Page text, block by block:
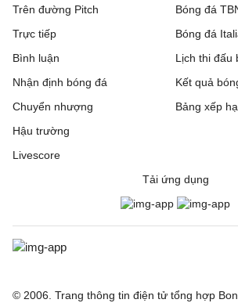
Trên đường Pitch
Trực tiếp
Bóng đá
Bóng đá
Bình luận
Nhận định bóng đá
Chuyển nhượng
Hậu trường
Livescore
Lịch thi đấu
Kết quả
Bảng xếp
Tải ứng dụng
© 2006. Trang thông tin điện tử tổng hợp